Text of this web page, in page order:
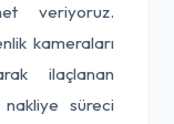
veriyoruz.
kameraları
ilaçlanan
süreci